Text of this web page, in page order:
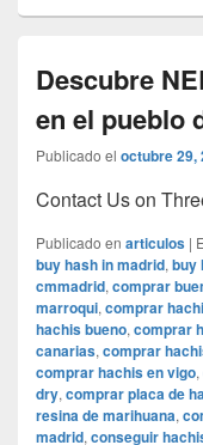
Descubre
en el pueblo
Publicado el octubre 29,
Contact Us on
Publicado en articulos |
buy hash in madrid, buy
cmmadrid, comprar
marroqui, comprar
hachis bueno, comprar
canarias, comprar
comprar hachis en vigo,
dry, comprar placa de
resina de marihuana,
madrid, conseguir